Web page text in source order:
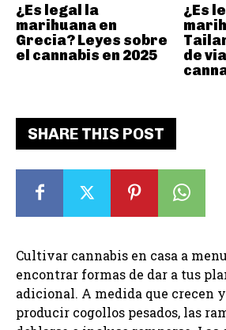
SHARE THIS POST
Cultivar cannabis en casa a
encontrar formas de dar a tus
adicional. A medida que crecen
producir cogollos pesados, las
¿Es legal la
marihuana en
Grecia? Leyes sobre
el cannabis en 2025
¿Es
de